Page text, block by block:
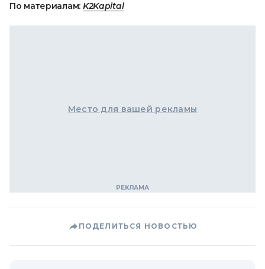
По материалам: K2Kapital
Место для вашей рекламы
ПОДЕЛИТЬСЯ НОВОСТЬЮ